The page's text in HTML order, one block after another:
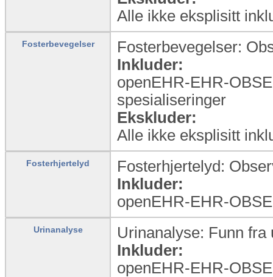
Alle ikke eksplisitt
Fosterbevegelser
Fosterbevegelser:
Inkluder:
openEHR-EHR-
spesialiseringer
Ekskluder:
Alle ikke eksplisitt
Fosterhjertelyd
Fosterhjertelyd:
Inkluder:
openEHR-EHR-
Urinanalyse
Urinanalyse: Funn fra
Inkluder:
openEHR-EHR-